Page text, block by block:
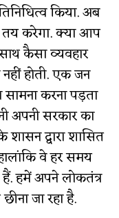
किया. अब
करेगा. क्या आप
कैसा व्यवहार
होती. एक जन
सामना करना पड़ता
अपनी सरकार का
द्वारा शासित
वे हर समय
हमें अपने लोकतंत्र
जा रहा है.